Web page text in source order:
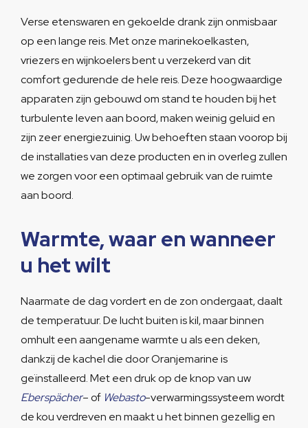
Verse etenswaren en gekoelde drank zijn onmisbaar
op een lange reis. Met onze marinekoelkasten,
vriezers en wijnkoelers bent u verzekerd van dit
comfort gedurende de hele reis. Deze hoogwaardige
apparaten zijn gebouwd om stand te houden bij het
turbulente leven aan boord, maken weinig geluid en
zijn zeer energiezuinig. Uw behoeften staan voorop bij
de installaties van deze producten en in overleg zullen
we zorgen voor een optimaal gebruik van de ruimte
aan boord.
Warmte, waar en wanneer
u het wilt
Naarmate de dag vordert en de zon ondergaat, daalt
de temperatuur. De lucht buiten is kil, maar binnen
omhult een aangename warmte u als een deken,
dankzij de kachel die door Oranjemarine is
geïnstalleerd. Met een druk op de knop van uw
Eberspächer– of Webasto-verwarmingssysteem wordt
de kou verdreven en maakt u het binnen gezellig en